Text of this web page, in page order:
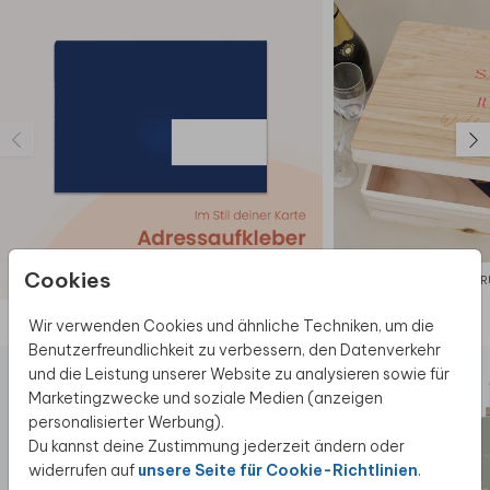
Cookies
Wir verwenden Cookies und ähnliche Techniken, um die
Benutzerfreundlichkeit zu verbessern, den Datenverkehr
und die Leistung unserer Website zu analysieren sowie für
Marketingzwecke und soziale Medien (anzeigen
personalisierter Werbung).
Du kannst deine Zustimmung jederzeit ändern oder
widerrufen auf unsere Seite für Cookie-Richtlinien.
💰 Budgettipp: Dieses Design ist auch als großes
erhältlich. Auf Anfrage können wir jedes
Design auf das gewünschte Produkt übertragen.
Diese Produkte könnten dir auch gefallen